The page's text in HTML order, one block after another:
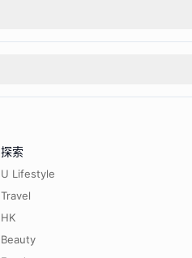
探索
U Lifestyle
Travel
HK
Beauty